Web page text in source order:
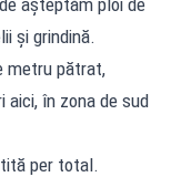
și grindină.
metru pătrat,
aici, în zona de sud
per total.